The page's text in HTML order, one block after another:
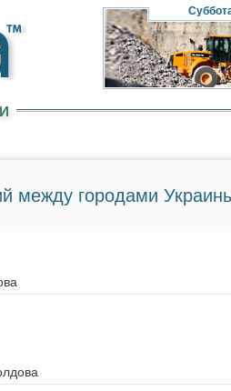
между городами